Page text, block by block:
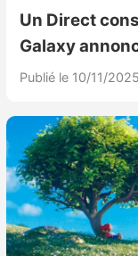
Un Direct
Galaxy
Publié le 10/11/2025